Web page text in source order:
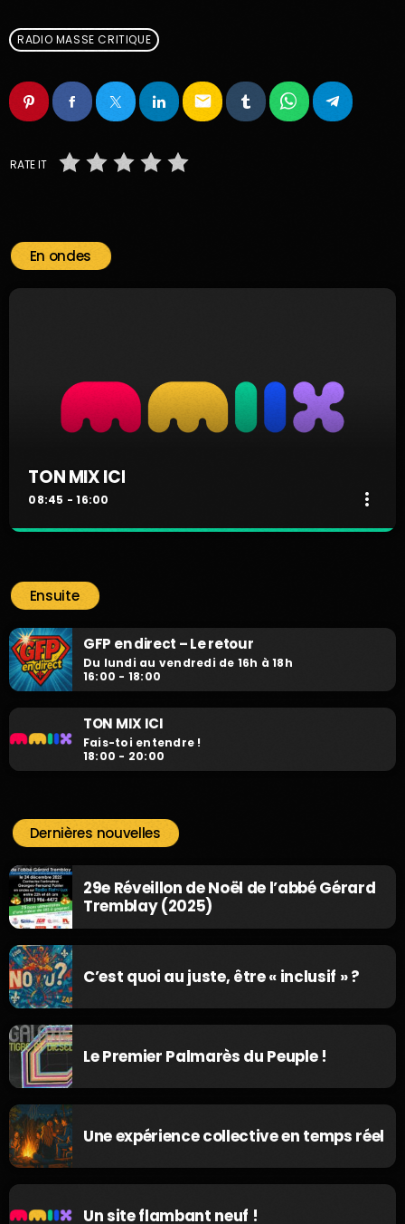
RADIO MASSE CRITIQUE
email
RATE IT
En ondes
TON MIX ICI
08:45 - 16:00 more_vert
Fais-toi entendre !
Fais-toi entendre !
Ensuite
GFP en direct – Le retour
Du lundi au vendredi de 16h à 18h
16:00 - 18:00
TON MIX ICI
Fais-toi entendre !
18:00 - 20:00
Dernières nouvelles
29e Réveillon de Noël de l’abbé Gérard
Tremblay (2025)
C’est quoi au juste, être « inclusif » ?
Le Premier Palmarès du Peuple !
Une expérience collective en temps réel
Un site flambant neuf !